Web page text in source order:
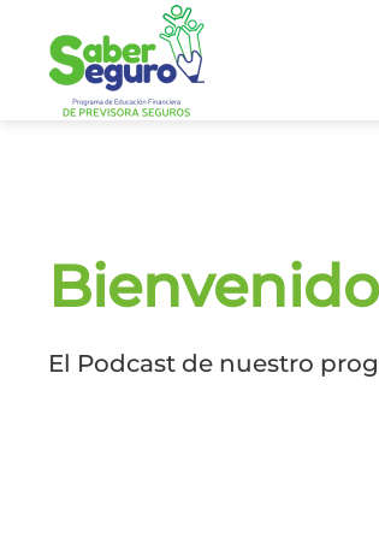
El Podcast de nuestro